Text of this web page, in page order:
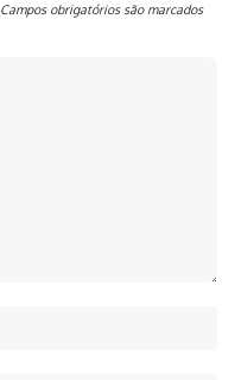
Campos obrigatórios são marcados